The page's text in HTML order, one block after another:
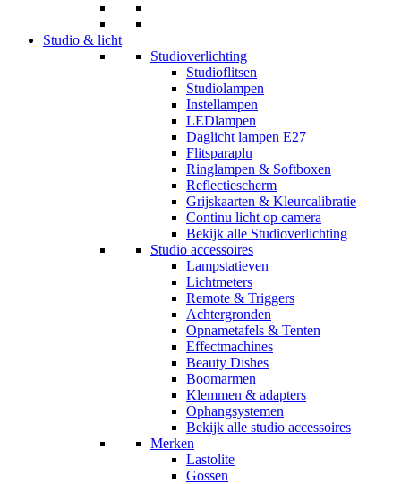
Studio & licht
Studioverlichting
Studioflitsen
Studiolampen
Instellampen
LEDlampen
Daglicht lampen E27
Flitsparaplu
Ringlampen & Softboxen
Reflectiescherm
Grijskaarten & Kleurcalibratie
Continu licht op camera
Bekijk alle Studioverlichting
Studio accessoires
Lampstatieven
Lichtmeters
Remote & Triggers
Achtergronden
Opnametafels & Tenten
Effectmachines
Beauty Dishes
Boomarmen
Klemmen & adapters
Ophangsystemen
Bekijk alle studio accessoires
Merken
Lastolite
Gossen